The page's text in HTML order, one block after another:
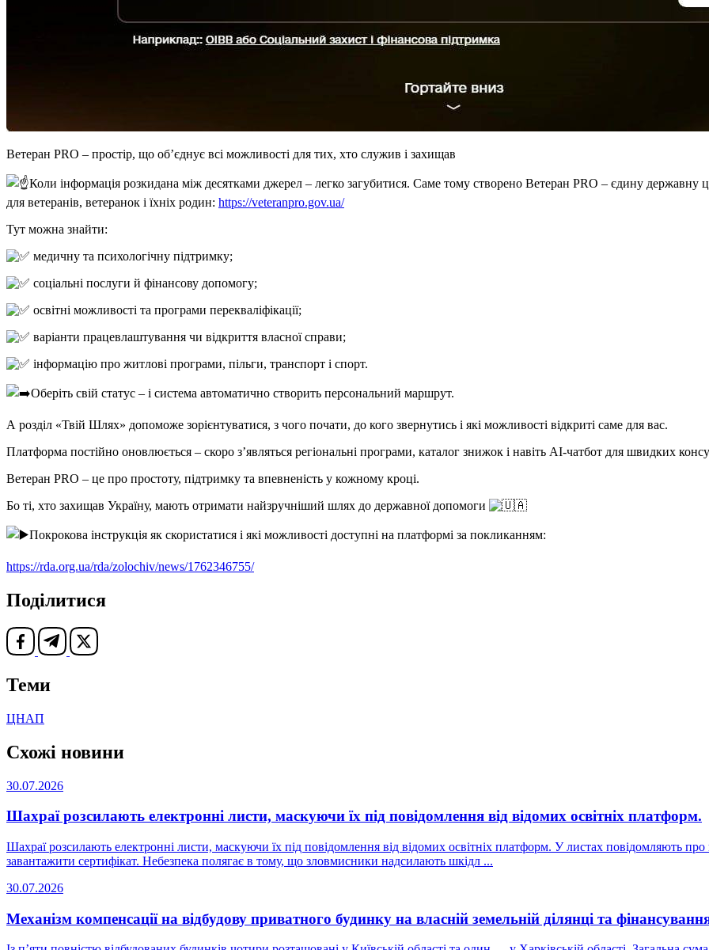
Ветеран PRO – простір, що об’єднує всі можливості для тих, хто служив і захищав
Коли інформація розкидана між десятками джерел – легко загубитися. Саме тому створено Ветеран PRO – єдину державну
для ветеранів, ветеранок і їхніх родин: https://veteranpro.gov.ua/
Тут можна знайти:
медичну та психологічну підтримку;
соціальні послуги й фінансову допомогу;
освітні можливості та програми перекваліфікації;
варіанти працевлаштування чи відкриття власної справи;
інформацію про житлові програми, пільги, транспорт і спорт.
Оберіть свій статус – і система автоматично створить персональний маршрут.
А розділ «Твій Шлях» допоможе зорієнтуватися, з чого почати, до кого звернутись і які можливості відкриті саме для вас.
Платформа постійно оновлюється – скоро з’являться регіональні програми, каталог знижок і навіть AI-чатбот для швидких
Ветеран PRO – це про простоту, підтримку та впевненість у кожному кроці.
Бо ті, хто захищав Україну, мають отримати найзручніший шлях до державної допомоги
Покрокова інструкція як скористатися і які можливості доступні на платформі за покликанням:
https://rda.org.ua/rda/zolochiv/news/1762346755/
Поділитися
Теми
ЦНАП
Схожі новини
30.07.2026
Шахраї розсилають електронні листи, маскуючи їх під повідомлення від відомих освітніх платформ.
Шахраї розсилають електронні листи, маскуючи їх під повідомлення від відомих освітніх платформ. У листах повідомляють
завантажити сертифікат. Небезпека полягає в тому, що зловмисники надсилають шкідл ...
30.07.2026
Механізм компенсації на відбудову приватного будинку на власній земельній ділянці та